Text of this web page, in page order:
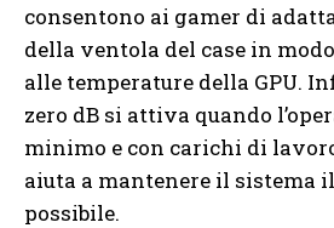
consentono ai gamer di
della ventola del case in
alle temperature della GPU.
zero dB si attiva quando
minimo e con carichi di
aiuta a mantenere il sistema
possibile.